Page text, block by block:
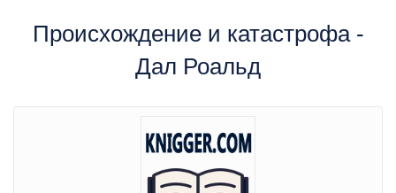
Происхождение и катастрофа -
Дал Роальд